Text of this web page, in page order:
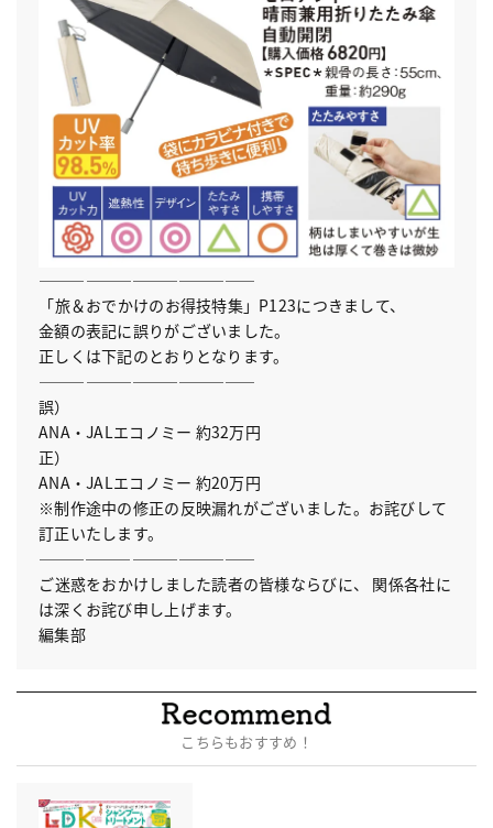
――――――――――――――
「旅＆おでかけのお得技特集」P123につきまして、
金額の表記に誤りがございました。
正しくは下記のとおりとなります。
――――――――――――――
誤）
ANA・JALエコノミー 約32万円
正）
ANA・JALエコノミー 約20万円
※制作途中の修正の反映漏れがございました。お詫びして
訂正いたします。
――――――――――――――
ご迷惑をおかけしました読者の皆様ならびに、 関係各社に
は深くお詫び申し上げます。
編集部
こちらもおすすめ！